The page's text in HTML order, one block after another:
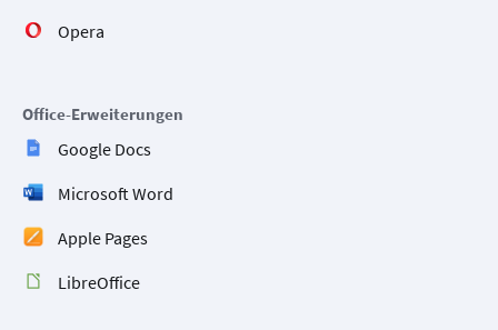
Opera
Office-Erweiterungen
Google Docs
Microsoft Word
Apple Pages
LibreOffice